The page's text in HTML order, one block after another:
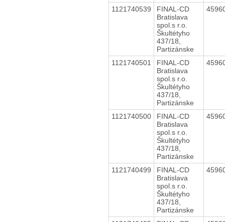
1121740539
FINAL-CD
Bratislava
spol.s r.o.
Škultétyho
437/18,
Partizánske
1121740501
FINAL-CD
Bratislava
spol.s r.o.
Škultétyho
437/18,
Partizánske
1121740500
FINAL-CD
Bratislava
spol.s r.o.
Škultétyho
437/18,
Partizánske
1121740499
FINAL-CD
Bratislava
spol.s r.o.
Škultétyho
437/18,
Partizánske